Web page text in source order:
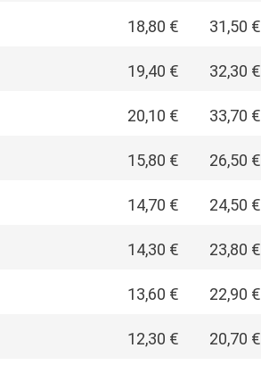
18,80 € 31,50 €
19,40 € 32,30 €
20,10 € 33,70 €
15,80 € 26,50 €
14,70 € 24,50 €
14,30 € 23,80 €
13,60 € 22,90 €
12,30 € 20,70 €